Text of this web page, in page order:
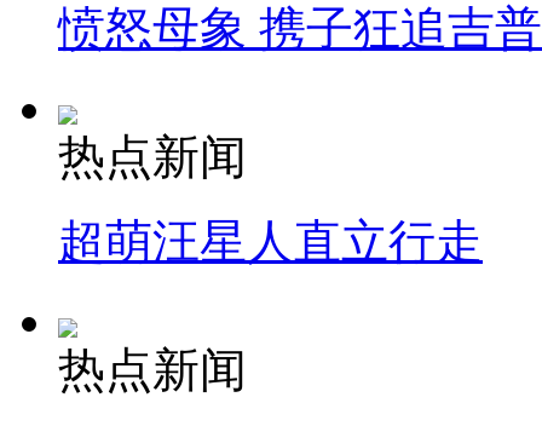
愤怒母象 携子狂追吉
热点新闻
超萌汪星人直立行走
热点新闻